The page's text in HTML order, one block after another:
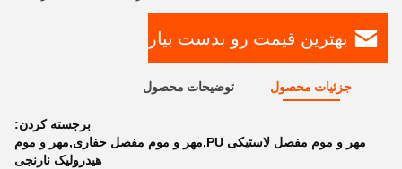
بهترین قیمت رو بدست بیار
جزئیات محصول توضیحات محصول
برجسته کردن:
مهر و موم مفصل لاستیکی PU,مهر و موم مفصل حفاری,مهر و موم
هیدرولیک نارنجی